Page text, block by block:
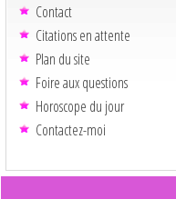
Contact
Citations en attente
Plan du site
Foire aux questions
Horoscope du jour
Contactez-moi